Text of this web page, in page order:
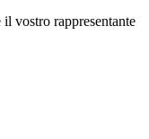
vostro rappresentante